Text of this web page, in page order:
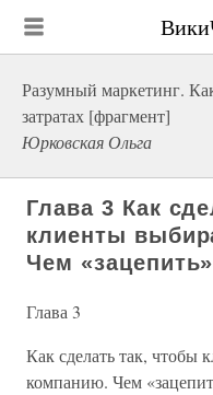
Разумный маркетинг.
затратах [фрагмент]
Юрковская Ольга
Глава 3 Как
клиенты
Чем
Глава 3
Как сделать так, чтобы
компанию. Чем